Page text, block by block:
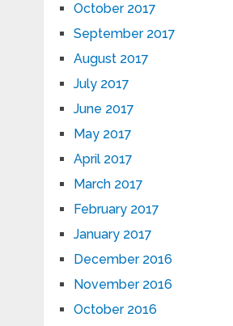
October 2017
September 2017
August 2017
July 2017
June 2017
May 2017
April 2017
March 2017
February 2017
January 2017
December 2016
November 2016
October 2016